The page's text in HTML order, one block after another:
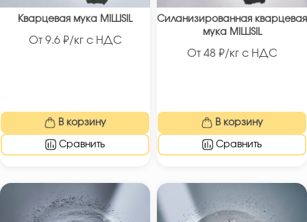
Кварцевая мука MILLISIL
От 9.6 ₽/кг с НДС
В корзину
Сравнить
Силанизированная кварцевая
мука MILLISIL
От 48 ₽/кг с НДС
В корзину
Сравнить